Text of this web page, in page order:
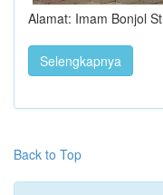
Alamat: Imam Bonjol
Selengkapnya
Back to Top